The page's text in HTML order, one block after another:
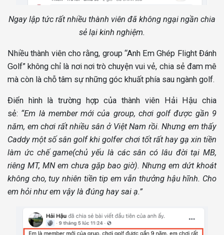
Ngay lập tức rất nhiều thành viên đã không ngại ngần chia
sẻ lại kinh nghiệm.
Nhiều thành viên cho rằng, group “Anh Em Ghép Flight Đánh
Golf” không chỉ là nơi nơi trò chuyện vui vẻ, chia sẻ đam mê
mà còn là chỗ tâm sự những góc khuất phía sau ngành golf.
Điển hình là trường hợp của thành viên Hải Hậu chia
sẻ: “Em là member mới của group, chơi golf được gần 9
năm, em chơi rất nhiều sân ở Việt Nam rồi. Nhưng em thấy
Caddy một số sân golf khi golfer chơi tốt rất hay gạ xin tiền
làm ức chế game(chủ yếu là các sân có lâu đời tại MB,
riêng MT, MN em chưa gặp bao giờ). Nhưng em dứt khoát
không cho, tuy nhiên tiền tip em vẫn thưởng hậu hĩnh. Cho
em hỏi như em vậy là đúng hay sai ạ.”